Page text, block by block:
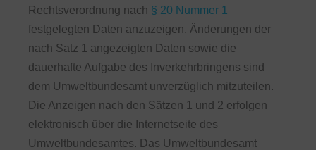
Rechtsverordnung nach § 20 Nummer 1
festgelegten Daten anzuzeigen. Änderungen der
nach Satz 1 angezeigten Daten sowie die
dauerhafte Aufgabe des Inverkehrbringens sind
dem Umweltbundesamt unverzüglich mitzuteilen.
Die Anzeigen nach den Sätzen 1 und 2 erfolgen
elektronisch über die Internetseite des
Umweltbundesamtes. Das Umweltbundesamt